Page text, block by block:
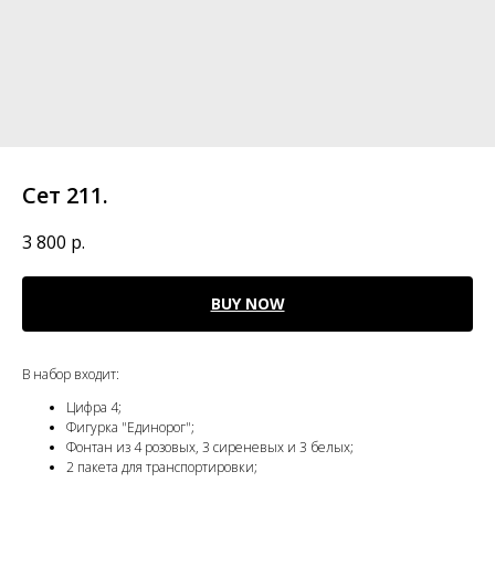
Сет 211.
3 800 р.
BUY NOW
В набор входит:
Цифра 4;
Фигурка "Единорог";
Фонтан из 4 розовых, 3 сиреневых и 3 белых;
2 пакета для транспортировки;